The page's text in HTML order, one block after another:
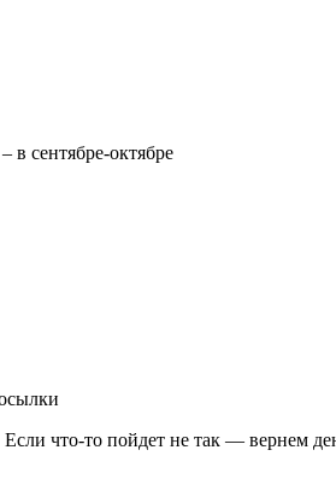
в сентябре-октябре
Если что-то пойдет не так — вернем